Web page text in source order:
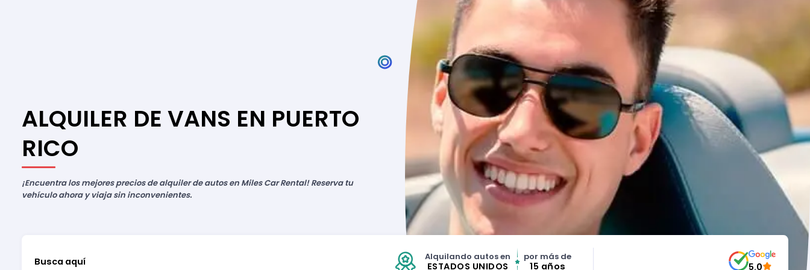
ALQUILER DE VANS EN PUERTO
RICO
¡Encuentra los mejores precios de alquiler de autos en Miles Car Rental! Reserva tu
vehículo ahora y viaja sin inconvenientes.
Busca aquí Alquilando autos en
ESTADOS UNIDOS
por más de
15 años 5.0